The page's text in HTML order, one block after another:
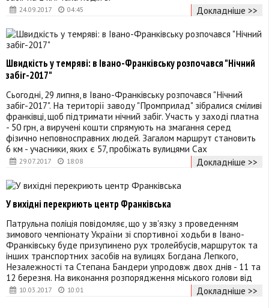
24.09.2017 04:45
Докладніше >>
29.07.2017 18:08
Швидкість у темряві: в Івано-Франківську розпочався "Нічний
забіг-2017"
Сьогодні, 29 липня, в Івано-Франківську розпочався "Нічний
забіг-2017". На території заводу "Промприлад" зібралися сміливі
франківці, щоб підтримати нічний забіг. Участь у заході платна
- 50 грн, а виручені кошти спрямують на змагання серед
фізично неповносправних людей. Загалом маршрут становить
6 км - учасники, яких є 57, пробіжать вулицями Сах
Докладніше >>
10.03.2017 10:01
У вихідні перекриють центр Франківська
Патрульна поліція повідомляє, що у зв'язку з проведенням
зимового чемпіонату України зі спортивної ходьби в Івано-
Франківську буде призупинено рух тролейбусів, маршруток та
інших транспортних засобів на вулицях Богдана Лепкого,
Незалежності та Степана Бандери упродовж двох днів - 11 та
12 березня. На виконання розпорядження міського голови від
Докладніше >>